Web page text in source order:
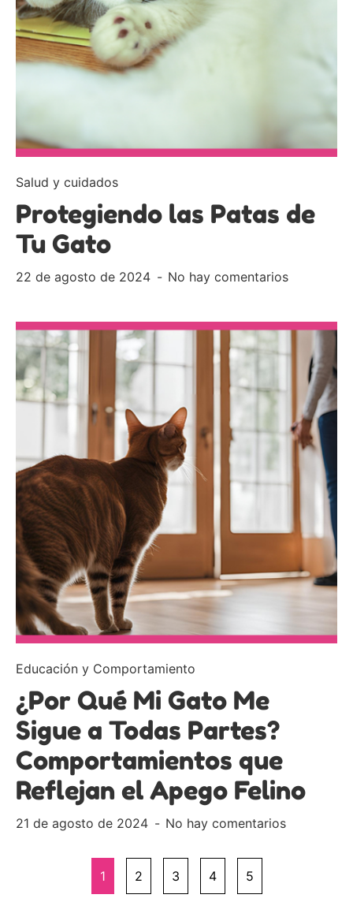
Salud y cuidados
Protegiendo las Patas de
Tu Gato
22 de agosto de 2024 No hay comentarios
Educación y Comportamiento
¿Por Qué Mi Gato Me
Sigue a Todas Partes?
Comportamientos que
Reflejan el Apego Felino
21 de agosto de 2024 No hay comentarios
1 2 3 4 5